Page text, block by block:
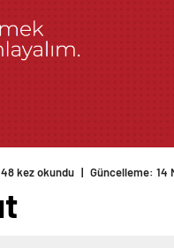
kez okundu | Güncelleme: 14